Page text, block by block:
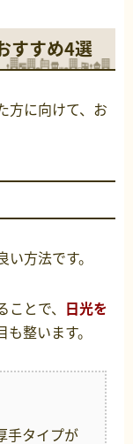
すすめ4選
方に向けて、お
方法です。
とで、 日光を
整います。
手タイプが